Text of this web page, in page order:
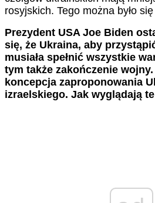
rosyjskich. Tego można było
Prezydent USA Joe Biden
się, że Ukraina, aby
musiała spełnić wszystkie
tym także zakończenie wojny.
koncepcja zaproponowania
izraelskiego. Jak wyglądają